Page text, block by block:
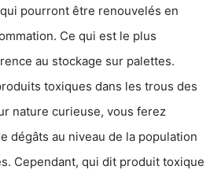
pourront être renouvelés en
Ce qui est le plus
au stockage sur palettes.
toxiques dans les trous des
nature curieuse, vous ferez
dégâts au niveau de la population
Cependant, qui dit produit toxique